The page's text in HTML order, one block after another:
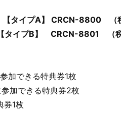
【タイプA】 CRCN-8800 （
【タイプB】 CRCN-8801 （
できる特典券1枚
加できる特典券2枚
券1枚